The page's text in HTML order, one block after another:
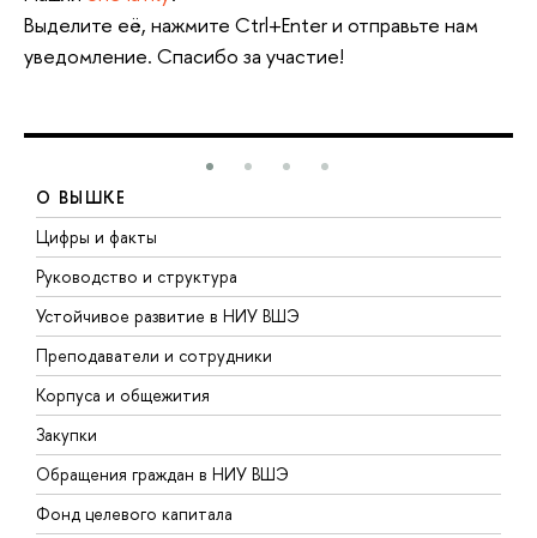
Выделите её, нажмите Ctrl+Enter и отправьте нам
уведомление. Спасибо за участие!
О ВЫШКЕ
Цифры и факты
Руководство и структура
Устойчивое развитие в НИУ ВШЭ
Преподаватели и сотрудники
Корпуса и общежития
Закупки
Обращения граждан в НИУ ВШЭ
Фонд целевого капитала